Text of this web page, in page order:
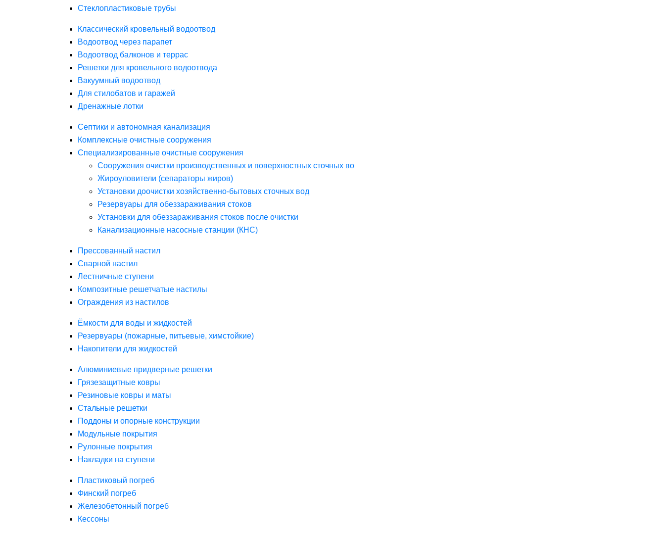
Стеклопластиковые трубы
Классический кровельный водоотвод
Водоотвод через парапет
Водоотвод балконов и террас
Решетки для кровельного водоотвода
Вакуумный водоотвод
Для стилобатов и гаражей
Дренажные лотки
Септики и автономная канализация
Комплексные очистные сооружения
Специализированные очистные сооружения
Сооружения очистки производственных и поверхностных сточных во
Жироуловители (сепараторы жиров)
Установки доочистки хозяйственно-бытовых сточных вод
Резервуары для обеззараживания стоков
Установки для обеззараживания стоков после очистки
Канализационные насосные станции (КНС)
Прессованный настил
Сварной настил
Лестничные ступени
Композитные решетчатые настилы
Ограждения из настилов
Ёмкости для воды и жидкостей
Резервуары (пожарные, питьевые, химстойкие)
Накопители для жидкостей
Алюминиевые придверные решетки
Грязезащитные ковры
Резиновые ковры и маты
Стальные решетки
Поддоны и опорные конструкции
Модульные покрытия
Рулонные покрытия
Накладки на ступени
Пластиковый погреб
Финский погреб
Железобетонный погреб
Кессоны